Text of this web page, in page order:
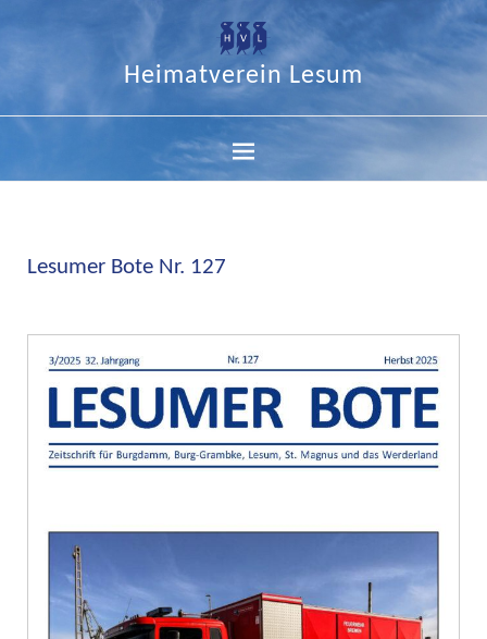
Heimatverein Lesum
Lesumer Bote Nr. 127